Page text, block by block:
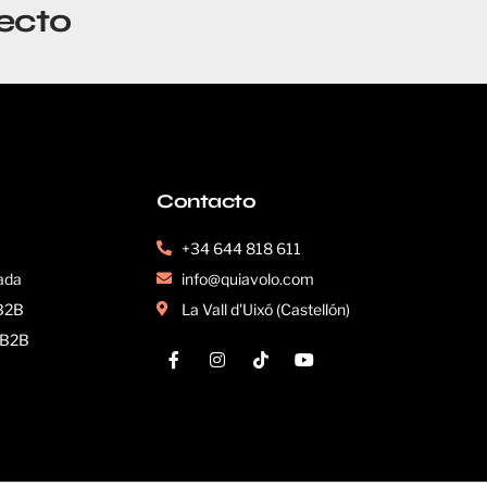
Contacto
+34 644 818 611
info@quiavolo.com
La Vall d'Uixó (Castellón)